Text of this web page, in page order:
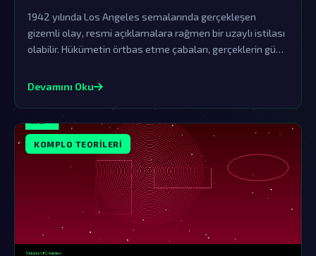
1942 yılında Los Angeles semalarında gerçekleşen
gizemli olay, resmi açıklamalara rağmen bir uzaylı istilası
olabilir. Hükümetin örtbas etme çabaları, gerçeklerin gün
Devamını Oku
KOMPLO TEORILERI